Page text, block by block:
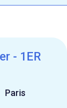
- 1ER
Paris